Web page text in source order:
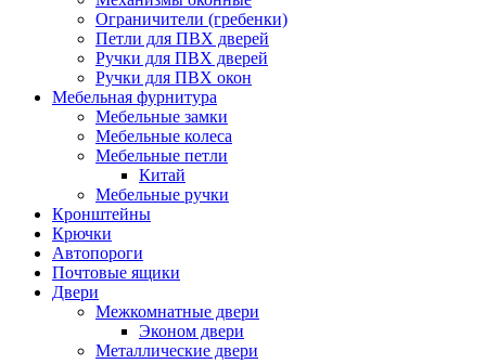
Ограничители (гребенки)
Петли для ПВХ дверей
Ручки для ПВХ дверей
Ручки для ПВХ окон
Мебельная фурнитура
Мебельные замки
Мебельные колеса
Мебельные петли
Китай
Мебельные ручки
Кронштейны
Крючки
Автопороги
Почтовые ящики
Двери
Межкомнатные двери
Эконом двери
Металлические двери